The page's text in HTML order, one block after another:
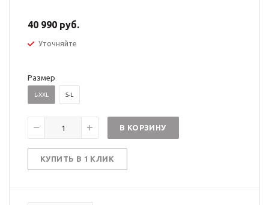
40 990 руб.
Уточняйте
Размер
L-XXL S-L
В КОРЗИНУ
КУПИТЬ В 1 КЛИК